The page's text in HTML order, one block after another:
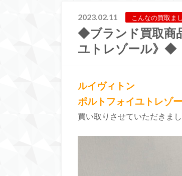
2023.02.11 こんなの買取ま
◆ブランド買取商
ユトレゾール》◆
ルイヴィトン
ポルトフォイユトレゾ
買い取りさせていただきま